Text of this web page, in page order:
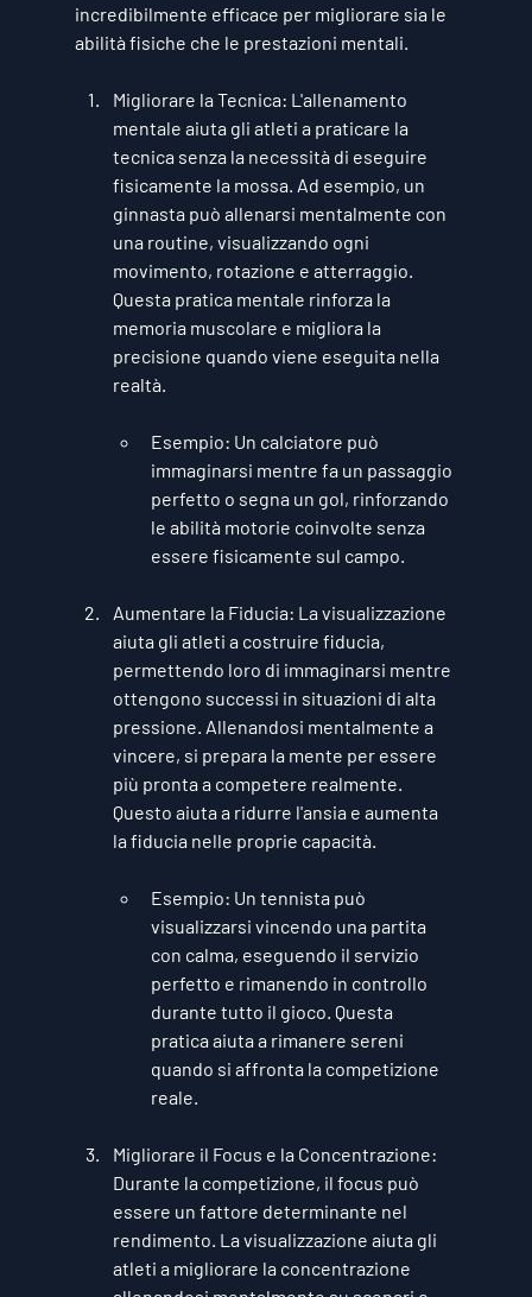
incredibilmente efficace per migliorare sia le
abilità fisiche che le prestazioni mentali.
Migliorare la Tecnica: L'allenamento
mentale aiuta gli atleti a praticare la
tecnica senza la necessità di eseguire
fisicamente la mossa. Ad esempio, un
ginnasta può allenarsi mentalmente con
una routine, visualizzando ogni
movimento, rotazione e atterraggio.
Questa pratica mentale rinforza la
memoria muscolare e migliora la
precisione quando viene eseguita nella
realtà.
Esempio: Un calciatore può
immaginarsi mentre fa un passaggio
perfetto o segna un gol, rinforzando
le abilità motorie coinvolte senza
essere fisicamente sul campo.
Aumentare la Fiducia: La visualizzazione
aiuta gli atleti a costruire fiducia,
permettendo loro di immaginarsi mentre
ottengono successi in situazioni di alta
pressione. Allenandosi mentalmente a
vincere, si prepara la mente per essere
più pronta a competere realmente.
Questo aiuta a ridurre l'ansia e aumenta
la fiducia nelle proprie capacità.
Esempio: Un tennista può
visualizzarsi vincendo una partita
con calma, eseguendo il servizio
perfetto e rimanendo in controllo
durante tutto il gioco. Questa
pratica aiuta a rimanere sereni
quando si affronta la competizione
reale.
Migliorare il Focus e la Concentrazione:
Durante la competizione, il focus può
essere un fattore determinante nel
rendimento. La visualizzazione aiuta gli
atleti a migliorare la concentrazione